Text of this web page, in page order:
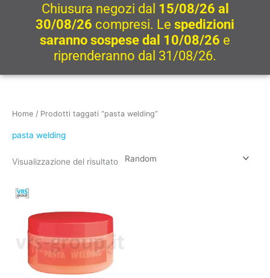
Chiusura negozi dal 15/08/26 al
30/08/26 compresi. Le spedizioni
saranno sospese dal 10/08/26 e
riprenderanno dal 31/08/26.
Home / Prodotti taggati “pasta welding”
pasta welding
Visualizzazione del risultato